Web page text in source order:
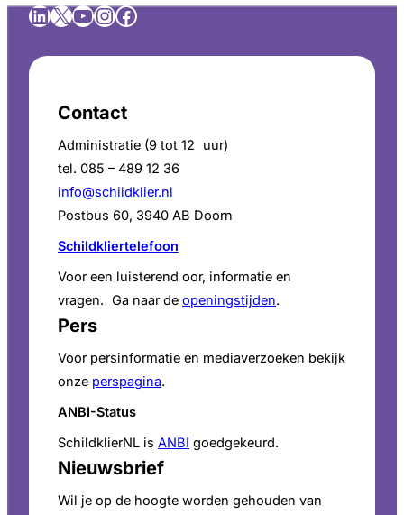
LinkedIn
X YouTube
Instagram
Facebook
Contact
Administratie (9 tot 12 uur)
tel. 085 – 489 12 36
info@schildklier.nl
Postbus 60, 3940 AB Doorn
Schildkliertelefoon
Voor een luisterend oor, informatie en
vragen. Ga naar de openingstijden.
Pers
Voor persinformatie en mediaverzoeken bekijk
onze perspagina.
ANBI-Status
SchildklierNL is ANBI goedgekeurd.
Nieuwsbrief
Wil je op de hoogte worden gehouden van